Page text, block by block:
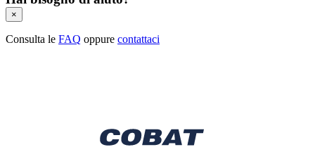
×
Consulta le FAQ oppure contattaci